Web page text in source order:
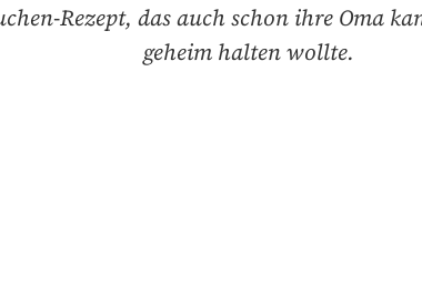
Rezept, das auch schon ihre Oma
geheim halten wollte.